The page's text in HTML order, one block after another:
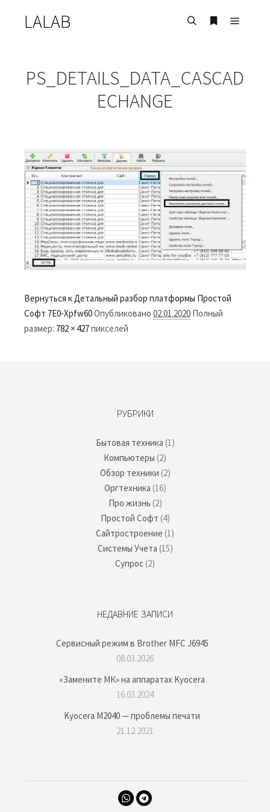
LALAB
PS_DETAILS_DATA_CASCAD
ECHANGE
Вернуться к Детальный разбор платформы Простой
Софт 7E0-Xpfw60Опубликовано 02.01.2020 Полный
размер: 782 × 427пикселей
РУБРИКИ
Бытовая техника (1)
Компьютеры (2)
Обзор техники (2)
Оргтехника (16)
Про жизнь (2)
Простой Софт (4)
Сайтростроение (1)
Системы Учета (15)
Супрос(2)
НЕДАВНИЕ ЗАПИСИ
Сервисный режим в Brother MFC J6945
08.03.2026
«Замените МК» на аппаратах Kyocera
16.03.2024
Kyocera M2040 — проблемы печати
21.12.2021